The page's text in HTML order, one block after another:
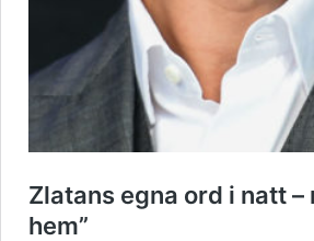
Zlatans egna ord i natt
hem”